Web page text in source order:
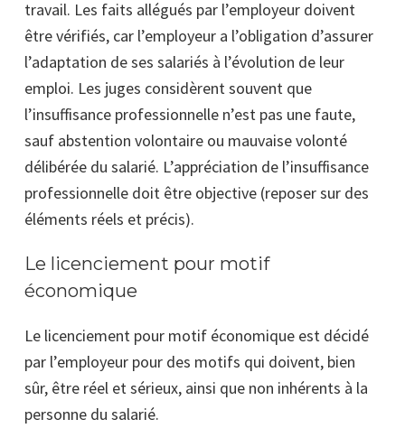
travail. Les faits allégués par l’employeur doivent
être vérifiés, car l’employeur a l’obligation d’assurer
l’adaptation de ses salariés à l’évolution de leur
emploi. Les juges considèrent souvent que
l’insuffisance professionnelle n’est pas une faute,
sauf abstention volontaire ou mauvaise volonté
délibérée du salarié. L’appréciation de l’insuffisance
professionnelle doit être objective (reposer sur des
éléments réels et précis).
Le licenciement pour motif
économique
Le licenciement pour motif économique est décidé
par l’employeur pour des motifs qui doivent, bien
sûr, être réel et sérieux, ainsi que non inhérents à la
personne du salarié.